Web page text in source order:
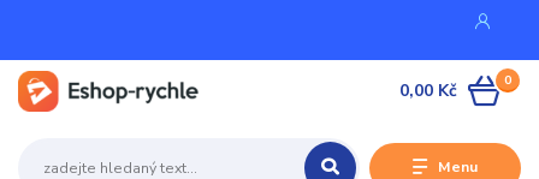
Menu
0
0,00 Kč